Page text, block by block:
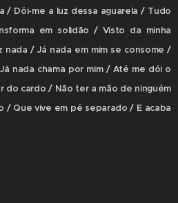
/ Dói-me a luz dessa aguarela / Tudo
em solidão / Visto da minha
/ Já nada em mim se consome /
nada chama por mim / Até me dói o
do cardo / Não ter a mão de ninguém
/ Que vive em pé separado / E acaba